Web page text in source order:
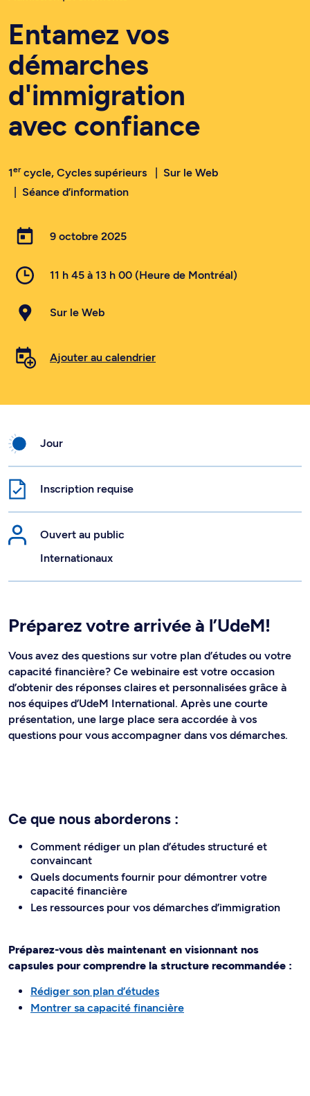
Entamez vos
démarches
d'immigration
avec confiance
1ercycle, Cycles supérieurs
Sur le Web
Séance d’information
9 octobre 2025
11 h 45 à 13 h 00 (Heure de Montréal)
Sur le Web
Ajouter au calendrier
Jour
Inscription requise
Ouvert au public
Internationaux
Préparez votre arrivée à l’UdeM!
Vous avez des questions sur votre plan d’études ou votre
capacité financière? Ce webinaire est votre occasion
d’obtenir des réponses claires et personnalisées grâce à
nos équipes d’UdeM International. Après une courte
présentation, une large place sera accordée à vos
questions pour vous accompagner dans vos démarches.
Ce que nous aborderons :
Comment rédiger un plan d’études structuré et
convaincant
Quels documents fournir pour démontrer votre
capacité financière
Les ressources pour vos démarches d’immigration
Préparez-vous dès maintenant en visionnant nos
capsules pour comprendre la structure recommandée :
Rédiger son plan d’études
Montrer sa capacité financière